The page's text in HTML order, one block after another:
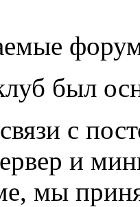
был
с
и
мы